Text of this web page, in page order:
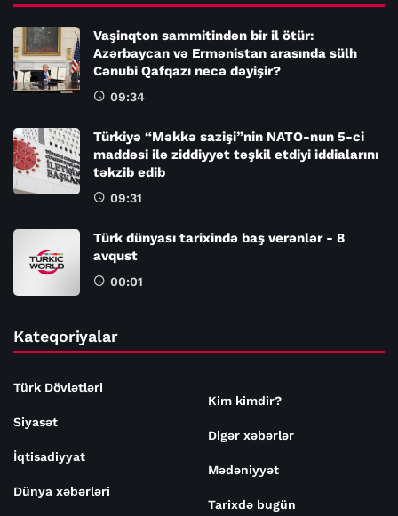
Vaşinqton sammitindən bir il ötür:
Azərbaycan və Ermənistan arasında sülh
Cənubi Qafqazı necə dəyişir?
09:34
Türkiyə “Məkkə sazişi”nin NATO-nun 5-ci
maddəsi ilə ziddiyyət təşkil etdiyi iddialarını
təkzib edib
09:31
Türk dünyası tarixində baş verənlər - 8
avqust
00:01
Kateqoriyalar
Türk Dövlətləri
Siyasət
İqtisadiyyat
Dünya xəbərləri
Kim kimdir?
Digər xəbərlər
Mədəniyyət
Tarixdə bugün